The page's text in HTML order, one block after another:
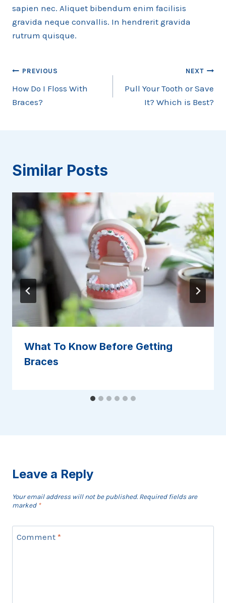
sapien nec. Aliquet bibendum enim facilisis
gravida neque convallis. In hendrerit gravida
rutrum quisque.
Post
navigation
PREVIOUS
How Do I Floss With
Braces?
NEXT
Pull Your Tooth or Save
It? Which is Best?
Similar Posts
What To Know Before Getting
Braces
Leave a Reply
Your email address will not be published. Required fields are
marked *
Comment *